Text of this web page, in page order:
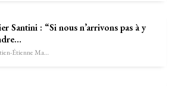
Santini : “Si nous n’arrivons pas à y
Sébastien-Étienne Marechal